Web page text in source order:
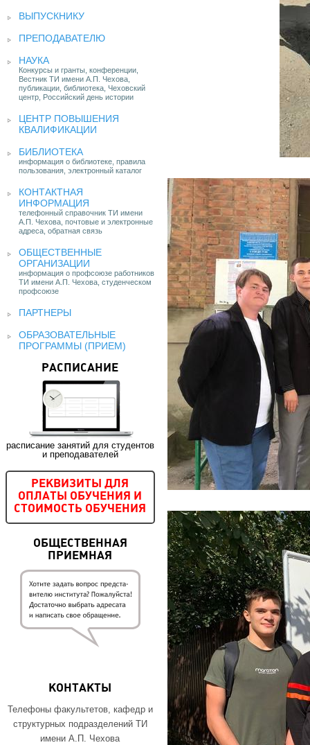
ВЫПУСКНИКУ
ПРЕПОДАВАТЕЛЮ
НАУКА
Конкурсы и гранты, конференции,
Вестник ТИ имени А.П. Чехова,
публикации, библиотека, Чеховский
центр, Российский день истории
ЦЕНТР ПОВЫШЕНИЯ
КВАЛИФИКАЦИИ
БИБЛИОТЕКА
информация о библиотеке, правила
пользования, электронный каталог
КОНТАКТНАЯ
ИНФОРМАЦИЯ
телефонный справочник ТИ имени
А.П. Чехова, почтовые и электронные
адреса, обратная связь
ОБЩЕСТВЕННЫЕ
ОРГАНИЗАЦИИ
информация о профсоюзе работников
ТИ имени А.П. Чехова, студенческом
профсоюзе
ПАРТНЕРЫ
ОБРАЗОВАТЕЛЬНЫЕ
ПРОГРАММЫ (ПРИЕМ)
РАСПИСАНИЕ
расписание занятий для студентов
и преподавателей
РЕКВИЗИТЫ ДЛЯ
ОПЛАТЫ ОБУЧЕНИЯ И
СТОИМОСТЬ ОБУЧЕНИЯ
ОБЩЕСТВЕННАЯ
ПРИЕМНАЯ
КОНТАКТЫ
Телефоны факультетов, кафедр и
структурных подразделений ТИ
имени А.П. Чехова